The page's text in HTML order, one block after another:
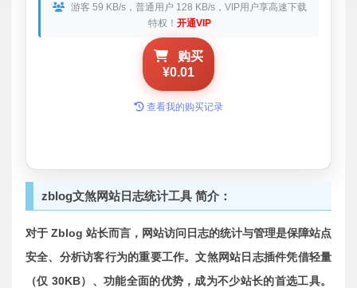
游客 59 KB/s，普通用户 128 KB/s，VIP用户享高速下载
特权！ 开通VIP
购买
¥0.01
查看我的购买记录
zblog文煞网站日志统计工具 简介：
对于 Zblog 站长而言，网站访问日志的统计与管理是保障站点
安全、分析访客行为的重要工作。文煞网站日志插件凭借轻量
（仅 30KB）、功能全面的优势，成为不少站长的首选工具。